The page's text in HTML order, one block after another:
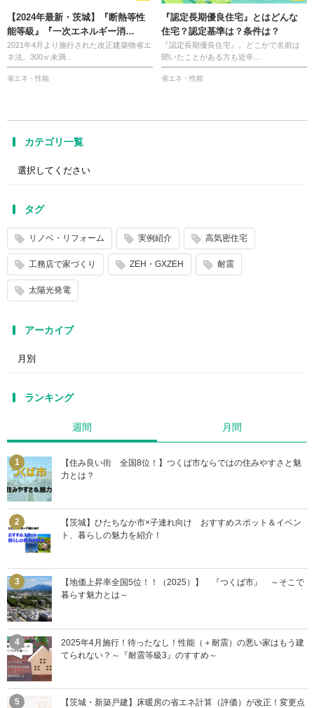
【2024年最新・茨城】『断熱等性
能等級』『一次エネルギー消…
2021年4月より施行された改正建築物省エ
ネ法。300㎡未満…
省エネ・性能
『認定長期優良住宅』とはどんな
住宅？認定基準は？条件は？
『認定長期優良住宅』。どこかで名前は
聞いたことがある方も近年…
省エネ・性能
カテゴリ一覧
タグ
リノベ・リフォーム 実例紹介 高気密住宅
工務店で家づくり ZEH・GXZEH 耐震
太陽光発電
アーカイブ
ランキング
週間 月間
【住み良い街 全国8位！】つくば市ならではの住みやすさと魅
力とは？
【茨城】ひたちなか市×子連れ向け おすすめスポット＆イベン
ト、暮らしの魅力を紹介！
【地価上昇率全国5位！！（2025）】 『つくば市』 ～そこで
暮らす魅力とは～
2025年4月施行！待ったなし！性能（＋耐震）の悪い家はもう建
てられない？～『耐震等級3』のすすめ～
【茨城・新築戸建】床暖房の省エネ計算（評価）が改正！変更点